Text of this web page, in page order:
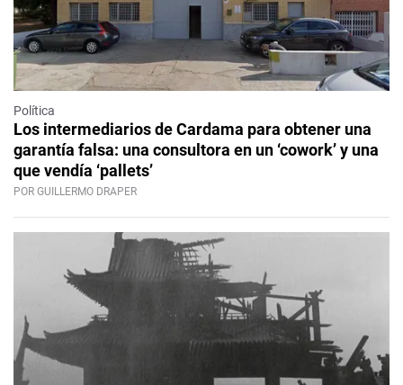
Política
Los intermediarios de Cardama para obtener una
garantía falsa: una consultora en un ‘cowork’ y una
que vendía ‘pallets’
POR GUILLERMO DRAPER